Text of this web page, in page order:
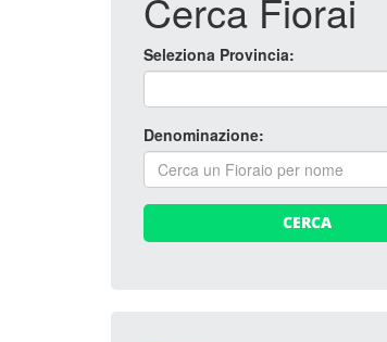
Cerca Fiorai
Seleziona Provincia:
Denominazione:
CERCA